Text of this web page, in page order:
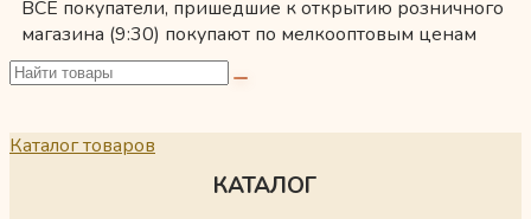
ВСЕ покупатели, пришедшие к открытию розничного
магазина (9:30) покупают по мелкооптовым ценам
Каталог товаров
КАТАЛОГ